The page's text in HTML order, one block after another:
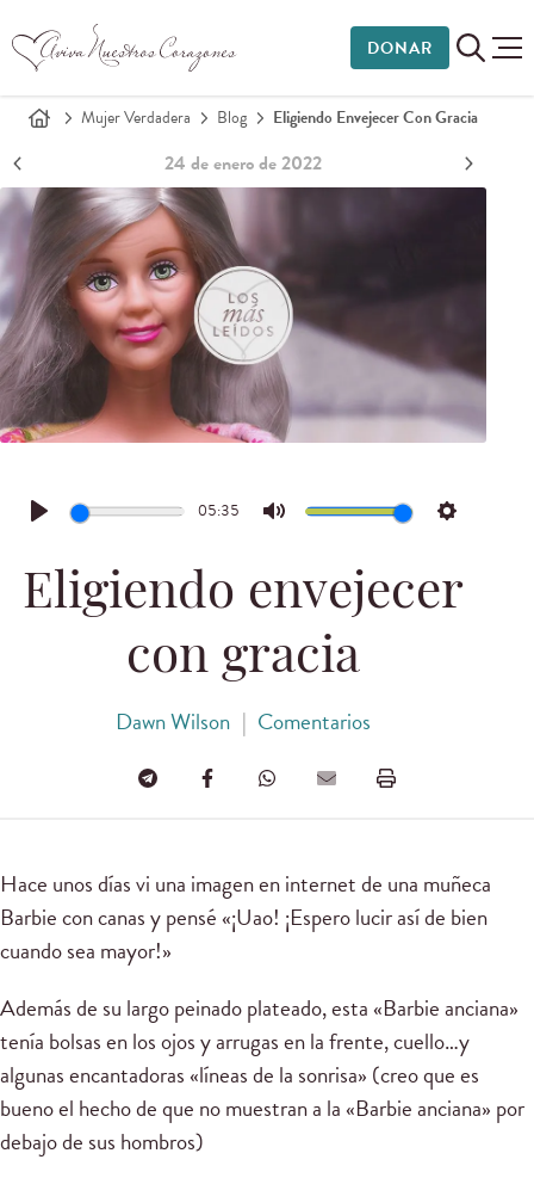
DONAR
Mujer Verdadera Blog Eligiendo Envejecer Con Gracia
24 de enero de 2022
Play
05:35
Mute Settings
Eligiendo envejecer
con gracia
Dawn Wilson | Comentarios
Hace unos días vi una imagen en internet de una muñeca
Barbie con canas y pensé «¡Uao! ¡Espero lucir así de bien
cuando sea mayor!»
Además de su largo peinado plateado, esta «Barbie anciana»
tenía bolsas en los ojos y arrugas en la frente, cuello…y
algunas encantadoras «líneas de la sonrisa» (creo que es
bueno el hecho de que no muestran a la «Barbie anciana» por
debajo de sus hombros)